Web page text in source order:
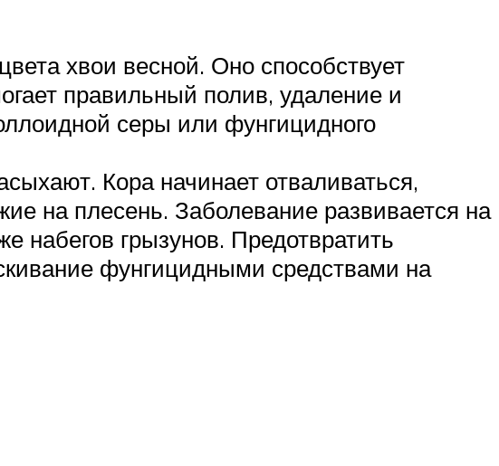
хвои весной. Оно способствует
правильный полив, удаление и
серы или фунгицидного
Кора начинает отваливаться,
на плесень. Заболевание развивается на
набегов грызунов. Предотвратить
фунгицидными средствами на